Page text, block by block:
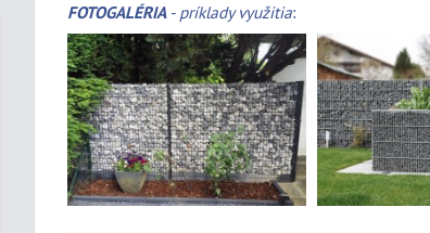
FOTOGALÉRIA- príklady využitia: